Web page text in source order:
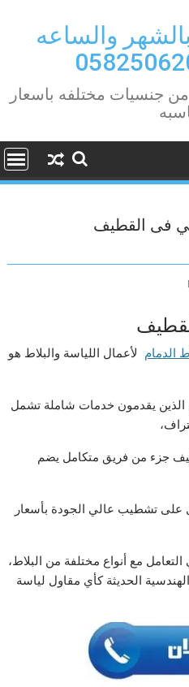
والساعه
جنسيات مختلفه باسعار
فى القطيف
الدمام لأعمال اللياسة والبلاط هو
يقدمون خدمات شاملة تشمل
جزء من فريق متكامل يضم
تشطيب عالي الجودة بأسعار
مع أنواع مختلفة من البلاط،
الحديثة كأي مقاول لياسة